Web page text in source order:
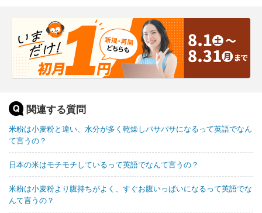
関連する質問
米粉は小麦粉と違い、水分が多く乾燥しパサパサになるって英語でなん
て言うの？
日本の米はモチモチしているって英語でなんて言うの？
米粉は小麦粉より腹持ちがよく、すぐお腹いっぱいになるって英語でな
んて言うの？